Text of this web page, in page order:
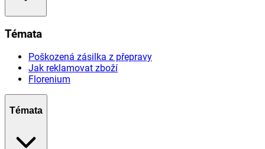
Témata
Poškozená zásilka z přepravy
Jak reklamovat zboží
Florenium
Témata